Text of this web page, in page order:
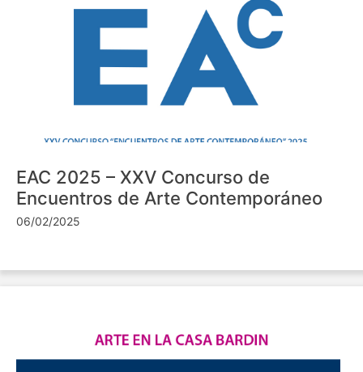
EAC 2025 – XXV Concurso de
Encuentros de Arte Contemporáneo
06/02/2025